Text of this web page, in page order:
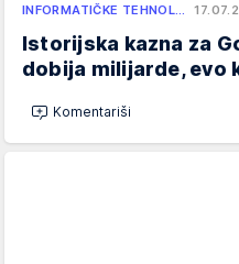
INFORMATIČKE TEHNOL…
Istorijska kazna za
dobija milijarde, evo
Komentariši